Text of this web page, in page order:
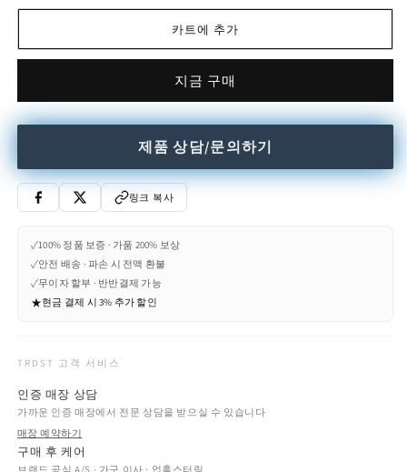
량
임
량
림
카트에 추가
지금 구매
제품 상담/문의하기
링크 복사
✓100% 정품 보증 · 가품 200% 보상
✓안전 배송 · 파손 시 전액 환불
✓무이자 할부 · 반반결제 가능
★현금 결제 시 3% 추가 할인
TRDST 고객 서비스
인증 매장 상담
가까운 인증 매장에서 전문 상담을 받으실 수 있습니다
매장 예약하기
구매 후 케어
브랜드 공식 A/S · 가구 이사 · 업홀스터링